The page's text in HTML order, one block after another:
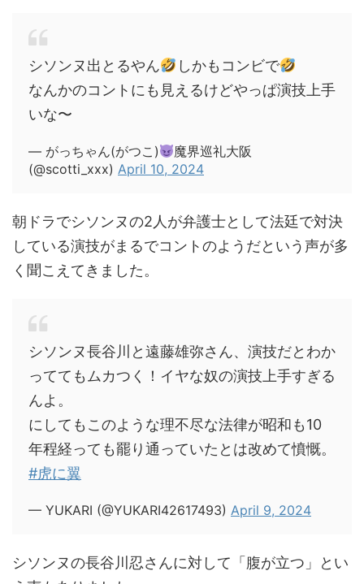
シソンヌ出とるやん
しかもコンビで
なんかのコントにも見えるけどやっぱ演技上手
いな〜
— がっちゃん(がつこ)
魔界巡礼大阪
(@scotti_xxx) April 10, 2024
朝ドラでシソンヌの2人が弁護士として法廷で対決
している演技がまるでコントのようだという声が多
く聞こえてきました。
シソンヌ長谷川と遠藤雄弥さん、演技だとわか
っててもムカつく！イヤな奴の演技上手すぎる
んよ。
にしてもこのような理不尽な法律が昭和も10
年程経っても罷り通っていたとは改めて憤慨。
#虎に翼
— YUKARI (@YUKARI42617493) April 9, 2024
シソンヌの長谷川忍さんに対して「腹が立つ」とい